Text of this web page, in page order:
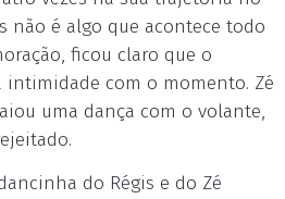
não é algo que acontece todo
ficou claro que o
com o momento. Zé
uma dança com o volante,
do Régis e do Zé